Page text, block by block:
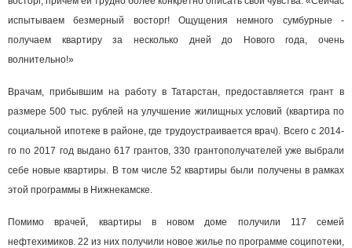
испытываем безмерный восторг! Ощущения немного сумбурные -
получаем квартиру за несколько дней до Нового года, очень
волнительно!»
Врачам, прибывшим на работу в Татарстан, предоставляется грант в
размере 500 тыс. рублей на улучшение жилищных условий (квартира по
социальной ипотеке в районе, где трудоустраивается врач). Всего с 2014-
го по 2017 год выдано 617 грантов, 330 грантополучателей уже выбрали
себе новые квартиры. В том числе 52 квартиры были получены в рамках
этой программы в Нижнекамске.
Помимо врачей, квартиры в новом доме получили 117 семей
нефтехимиков. 22 из них получили новое жилье по программе соципотеки,